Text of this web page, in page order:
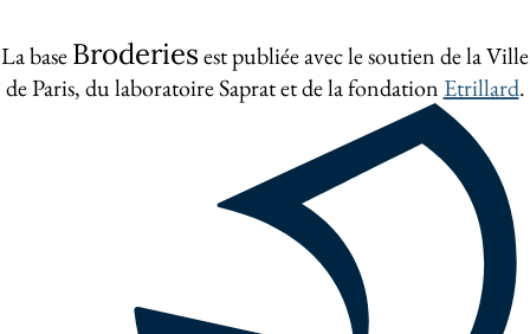
La baseBroderiesest publiée avec le soutien de la Ville
de Paris, du laboratoire Saprat et de la fondation Etrillard.